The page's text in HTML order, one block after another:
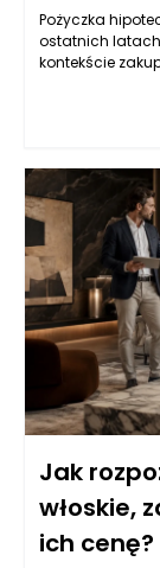
Pożyczka
ostatnich latach
kontekście
niż kredyty
procentowym i
pozyskanie
przeznaczyć
działalności
możliwościami,
branży
Jak
włoskie,
ich cenę?